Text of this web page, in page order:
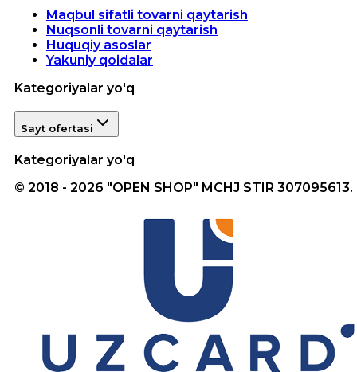
Maqbul sifatli tovarni qaytarish
Nuqsonli tovarni qaytarish
Huquqiy asoslar
Yakuniy qoidalar
Kategoriyalar yo'q
Sayt ofertasi
Kategoriyalar yo'q
© 2018 - 2026 "OPEN SHOP" MCHJ STIR 307095613.